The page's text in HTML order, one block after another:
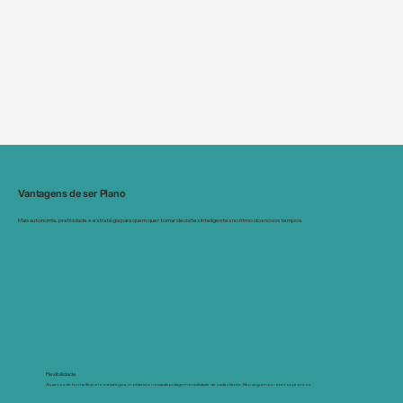
Vantagens de ser Plano
Mais autonomia, praticidade e estratégia para quem quer tomar decisões inteligentes no ritmo dos novos tempos.
Flexibilidade
Atuamos de forma flexível e estratégica, moldando nossa abordagem à realidade de cada cliente. Não seguimos roteiros prontos.